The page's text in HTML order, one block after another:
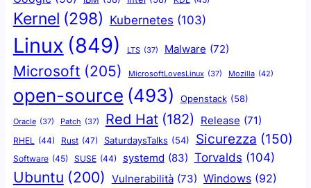
Kernel (298) Kubernetes (103)
Linux (849) LTS (37) Malware (72)
Microsoft (205) MicrosoftLovesLinux (37) Mozilla (42)
open-source (493) Openstack (58)
Oracle (37) Patch (37) Red Hat (182) Release (71)
RHEL (44) Rust (47) SaturdaysTalks (54) Sicurezza (150)
Software (45) SUSE (44) systemd (83) Torvalds (104)
Ubuntu (200) Vulnerabilità (73) Windows (92)